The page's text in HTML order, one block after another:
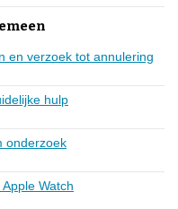
en verzoek tot annulering
hulp
onderzoek
Watch